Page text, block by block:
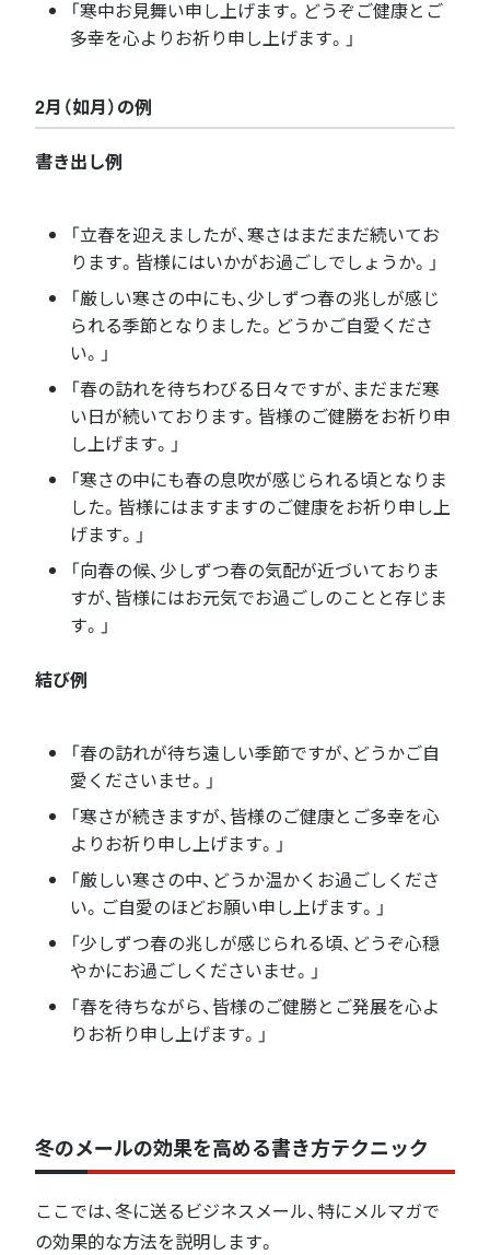
「寒中お見舞い申し上げます。どうぞご健康とご
多幸を心よりお祈り申し上げます。」
2月（如月）の例
書き出し例
「立春を迎えましたが、寒さはまだまだ続いてお
ります。皆様にはいかがお過ごしでしょうか。」
「厳しい寒さの中にも、少しずつ春の兆しが感じ
られる季節となりました。どうかご自愛くださ
い。」
「春の訪れを待ちわびる日々ですが、まだまだ寒
い日が続いております。皆様のご健勝をお祈り申
し上げます。」
「寒さの中にも春の息吹が感じられる頃となりま
した。皆様にはますますのご健康をお祈り申し上
げます。」
「向春の候、少しずつ春の気配が近づいておりま
すが、皆様にはお元気でお過ごしのことと存じま
す。」
結び例
「春の訪れが待ち遠しい季節ですが、どうかご自
愛くださいませ。」
「寒さが続きますが、皆様のご健康とご多幸を心
よりお祈り申し上げます。」
「厳しい寒さの中、どうか温かくお過ごしくださ
い。ご自愛のほどお願い申し上げます。」
「少しずつ春の兆しが感じられる頃、どうぞ心穏
やかにお過ごしくださいませ。」
「春を待ちながら、皆様のご健勝とご発展を心よ
りお祈り申し上げます。」
冬のメールの効果を高める書き方テクニック
ここでは、冬に送るビジネスメール、特にメルマガで
の効果的な方法を説明します。